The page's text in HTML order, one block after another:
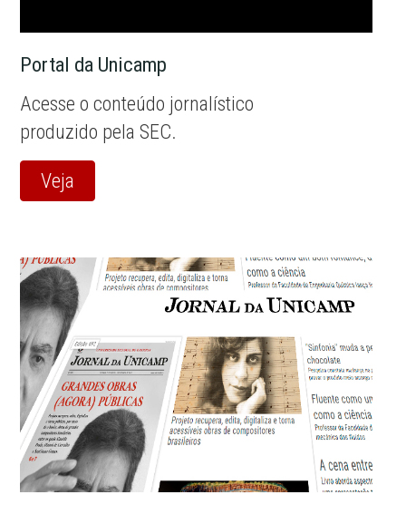
Portal da Unicamp
Acesse o conteúdo jornalístico
produzido pela SEC.
Veja